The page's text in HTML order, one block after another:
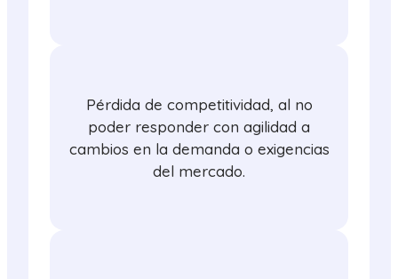
Pérdida de competitividad, al no
poder responder con agilidad a
cambios en la demanda o exigencias
del mercado.